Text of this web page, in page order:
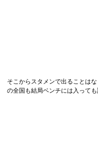
そこからスタメンで出ることは
の全国も結局ベンチには入って